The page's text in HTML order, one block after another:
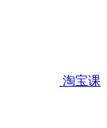
淘宝课